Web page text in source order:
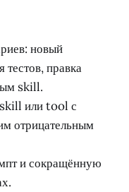
новый
тестов, правка
skill.
или tool с
отрицательным
и сокращённую